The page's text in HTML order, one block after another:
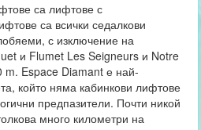
са лифтове с
са всички седалкови
с изключение на
и Flumet Les Seigneurs и Notre
Espace Diamant е най-
който няма кабинкови лифтове
предпазители. Почти никой
много километри на